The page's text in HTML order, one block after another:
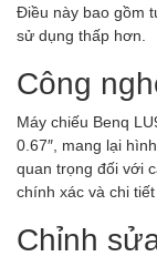
Điều này bao gồm
sử dụng thấp hơn.
Công
Máy chiếu Benq
0.67″, mang lại
quan trọng đối với
chính xác và chi
Chỉnh